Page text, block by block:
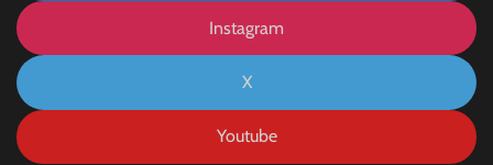
Instagram
X
Youtube